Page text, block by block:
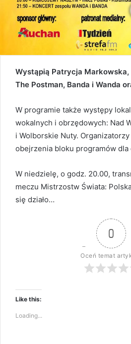
Wystąpią Patrycja Markowska,
The Postman, Banda i Wanda
W programie także występy
wokalnych i obrzędowych: Nad
i Wolborskie Nuty.
obejrzenia bloku programów dla
W niedzielę, o godz. 20.00,
meczu Mistrzostw Świata:
się działo…
0
Oceń temat
Like this:
Loading...